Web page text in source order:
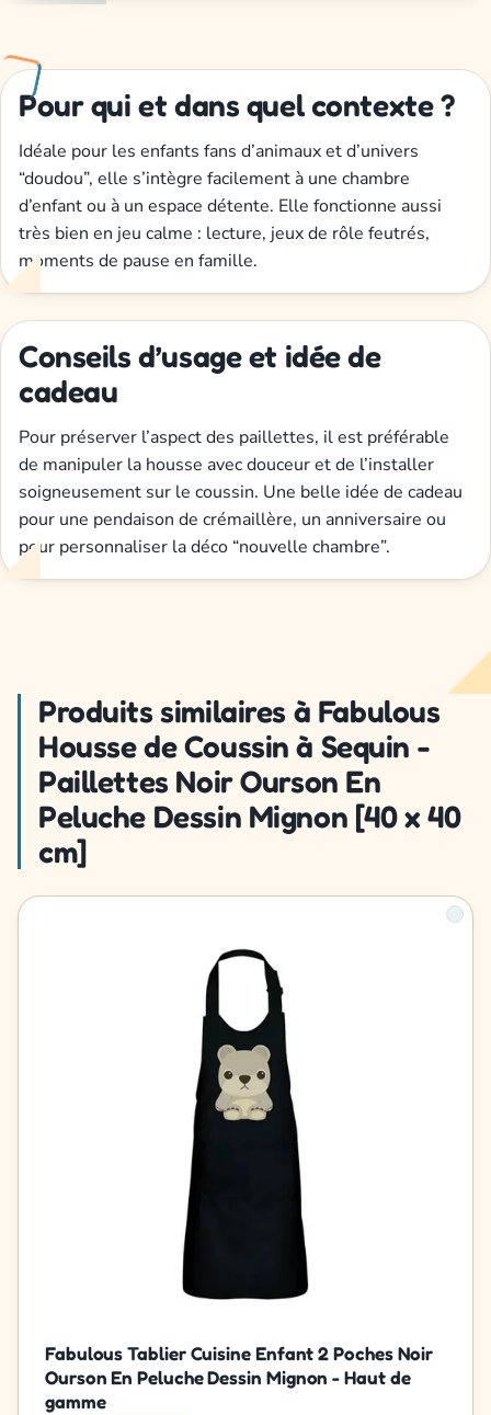
Pour qui et dans quel contexte ?
Idéale pour les enfants fans d’animaux et d’univers
“doudou”, elle s’intègre facilement à une chambre
d’enfant ou à un espace détente. Elle fonctionne aussi
très bien en jeu calme : lecture, jeux de rôle feutrés,
moments de pause en famille.
Conseils d’usage et idée de
cadeau
Pour préserver l’aspect des paillettes, il est préférable
de manipuler la housse avec douceur et de l’installer
soigneusement sur le coussin. Une belle idée de cadeau
pour une pendaison de crémaillère, un anniversaire ou
pour personnaliser la déco “nouvelle chambre”.
Produits similaires à Fabulous
Housse de Coussin à Sequin -
Paillettes Noir Ourson En
Peluche Dessin Mignon [40 x 40
cm]
Fabulous Tablier Cuisine Enfant 2 Poches Noir
Ourson En Peluche Dessin Mignon - Haut de
gamme